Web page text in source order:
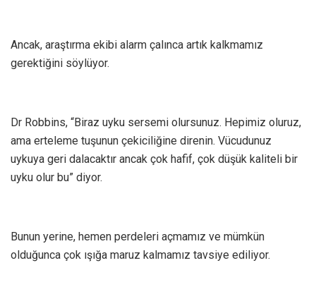
Ancak, araştırma ekibi alarm çalınca artık kalkmamız
gerektiğini söylüyor.
Dr Robbins, “Biraz uyku sersemi olursunuz. Hepimiz oluruz,
ama erteleme tuşunun çekiciliğine direnin. Vücudunuz
uykuya geri dalacaktır ancak çok hafif, çok düşük kaliteli bir
uyku olur bu” diyor.
Bunun yerine, hemen perdeleri açmamız ve mümkün
olduğunca çok ışığa maruz kalmamız tavsiye ediliyor.